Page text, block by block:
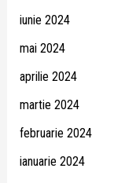
iunie 2024
mai 2024
aprilie 2024
martie 2024
februarie 2024
ianuarie 2024